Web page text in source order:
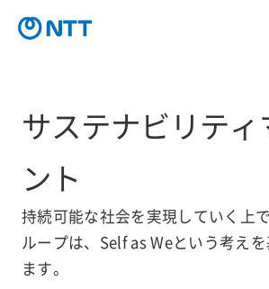
サステナビリティ
ント
持続可能な社会を実現していく上
ループは、Self as Weという考え
ます。